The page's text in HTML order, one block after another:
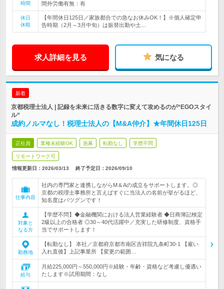
時間
間外労働有無：有
休日
休暇
【年間休日125日／家族都合での急なお休みOK！】※個人確定申
告時期（2月～3月中旬）は振替出勤や土…
求人詳細を見る 気になる
新着
京都税理士法人 | 記録を未来に活きる数字に変えて攻めるのが“EGOスタイ
ル“
成約ノルマなし！税理士法人の【M&A仲介】★年間休日125日
正社員 業種未経験OK 急募 転勤なし 学歴不問
リモートワーク可
情報更新日：2026/03/13 終了予定日： 2026/09/10
仕事内容
社内の専門家と連携しながらM＆Aの成立をサポートします。◎
京都の税理士事務所と言えばすぐに当法人の名前が挙がるほど、
知名度はバツグンです！
対象と
なる方
【学歴不問】◆金融機関における法人営業経験者 ◆日商簿記検定
2級以上の合格者 ◎30～40代活躍中／充実した研修制度、資格手
当でサポートします！
勤務地
【転勤なし】 本社／京都府京都市南区吉祥院九条町30-1 【雇い
入れ直後】上記事業所 【変更の範囲…
給与
月給225,000円～550,000円※経験・年齢・資格など考慮し優遇い
たします※試用期間：なし